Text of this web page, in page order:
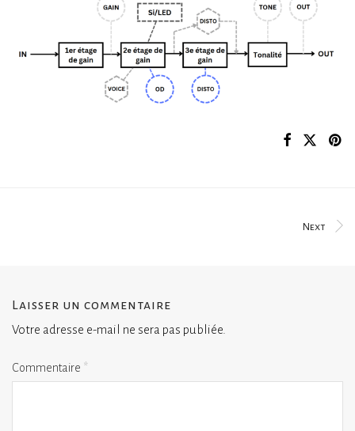
Next
Laisser un commentaire
Votre adresse e-mail ne sera pas publiée.
Commentaire *